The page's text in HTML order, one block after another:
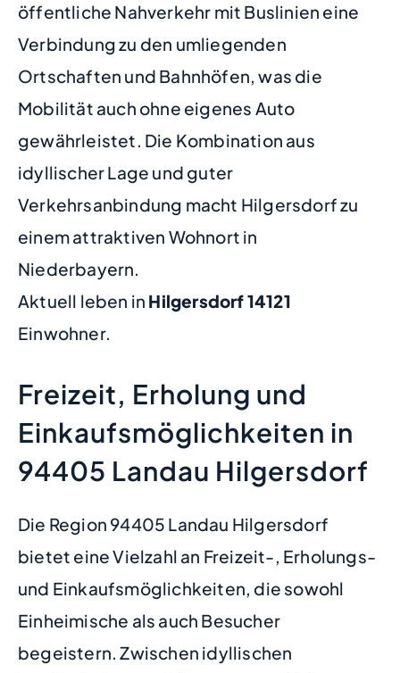
öffentliche Nahverkehr mit Buslinien eine
Verbindung zu den umliegenden
Ortschaften und Bahnhöfen, was die
Mobilität auch ohne eigenes Auto
gewährleistet. Die Kombination aus
idyllischer Lage und guter
Verkehrsanbindung macht Hilgersdorf zu
einem attraktiven Wohnort in
Niederbayern.
Aktuell leben in Hilgersdorf14121
Einwohner.
Freizeit, Erholung und
Einkaufsmöglichkeiten in
94405 Landau Hilgersdorf
Die Region 94405 Landau Hilgersdorf
bietet eine Vielzahl an Freizeit-, Erholungs-
und Einkaufsmöglichkeiten, die sowohl
Einheimische als auch Besucher
begeistern. Zwischen idyllischen